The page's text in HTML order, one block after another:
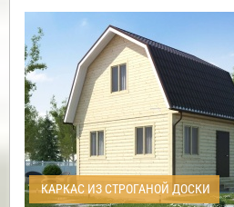
КАРКАС ИЗ СТРОГАНОЙ ДОСКИ